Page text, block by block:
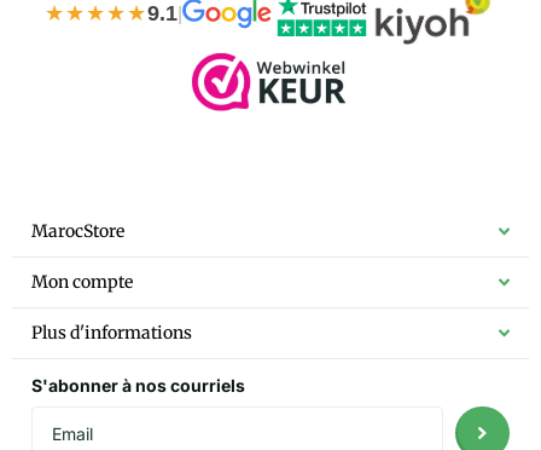
★★★★★9.1 |
MarocStore
Mon compte
Plus d'informations
S'abonner à nos courriels